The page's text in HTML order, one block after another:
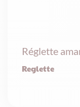
Réglette
Reglette